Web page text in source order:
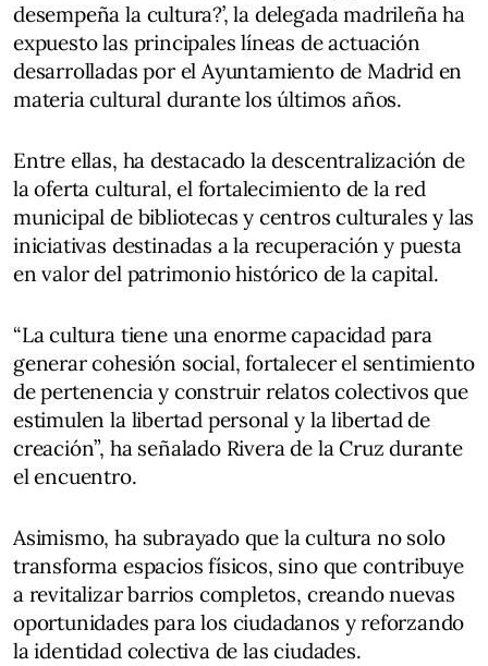
desempeña la cultura?’, la delegada madrileña ha
expuesto las principales líneas de actuación
desarrolladas por el Ayuntamiento de Madrid en
materia cultural durante los últimos años.
Entre ellas, ha destacado la descentralización de
la oferta cultural, el fortalecimiento de la red
municipal de bibliotecas y centros culturales y las
iniciativas destinadas a la recuperación y puesta
en valor del patrimonio histórico de la capital.
“La cultura tiene una enorme capacidad para
generar cohesión social, fortalecer el sentimiento
de pertenencia y construir relatos colectivos que
estimulen la libertad personal y la libertad de
creación”, ha señalado Rivera de la Cruz durante
el encuentro.
Asimismo, ha subrayado que la cultura no solo
transforma espacios físicos, sino que contribuye
a revitalizar barrios completos, creando nuevas
oportunidades para los ciudadanos y reforzando
la identidad colectiva de las ciudades.